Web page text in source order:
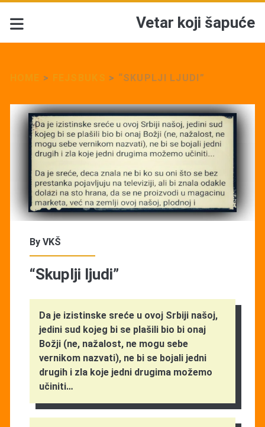
Vetar koji šapuće
> > “SKUPLJI LJUDI”
By VKŠ
“Skuplji ljudi”
Da je izistinske sreće u ovoj Srbiji našoj,
jedini sud kojeg bi se plašili bio bi onaj
Božji (ne, nažalost, ne mogu sebe
vernikom nazvati), ne bi se bojali jedni
drugih i zla koje jedni drugima možemo
učiniti…